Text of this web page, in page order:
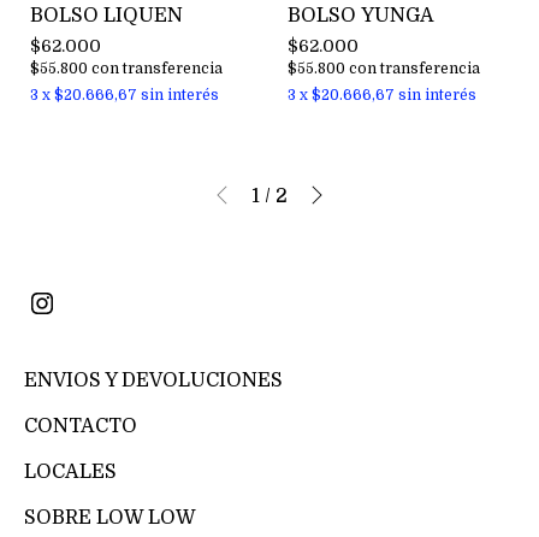
BOLSO LIQUEN
$62.000
$55.800 con transferencia
3 x $20.666,67 sin interés
BOLSO YUNGA
$62.000
$55.800 con transferencia
3 x $20.666,67 sin interés
1 / 2
ENVIOS Y DEVOLUCIONES
CONTACTO
LOCALES
SOBRE LOW LOW